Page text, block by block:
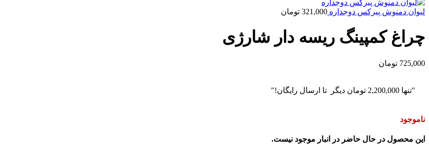
لیوان دمنوش پیرکس دوجداره 321,000 تومان
چراغ کمپینگ ریسه دار شارژی
725,000 تومان
"تنها 2,200,000 تومان دیگر تا ارسال رایگان!"
ناموجود
این محصول در حال حاضر در انبار موجود نیست.